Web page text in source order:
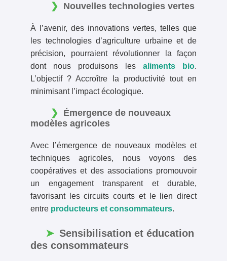
Nouvelles technologies vertes
À l’avenir, des innovations vertes, telles que
les technologies d’agriculture urbaine et de
précision, pourraient révolutionner la façon
dont nous produisons les aliments bio.
L’objectif ? Accroître la productivité tout en
minimisant l’impact écologique.
Émergence de nouveaux
modèles agricoles
Avec l’émergence de nouveaux modèles et
techniques agricoles, nous voyons des
coopératives et des associations promouvoir
un engagement transparent et durable,
favorisant les circuits courts et le lien direct
entre producteurs et consommateurs.
Sensibilisation et éducation
des consommateurs